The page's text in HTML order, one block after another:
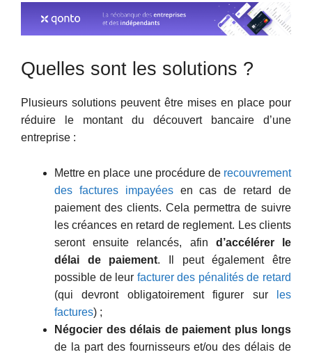
Quelles sont les solutions ?
Plusieurs solutions peuvent être mises en place pour
réduire le montant du découvert bancaire d’une
entreprise :
Mettre en place une procédure de recouvrement
des factures impayéesen cas de retard de
paiement des clients. Cela permettra de suivre
les créances en retard de reglement. Les clients
seront ensuite relancés, afin d’accélérer le
délai de paiement. Il peut également être
possible de leur facturer des pénalités de retard
(qui devront obligatoirement figurer sur
les
factures) ;
Négocier des délais de paiement plus longs
de la part des fournisseurs et/ou des délais de